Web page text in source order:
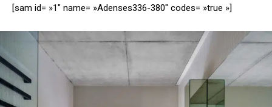
[sam id= »1″ name= »Adenses336-380″ codes= »true »]